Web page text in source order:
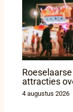
attracties
4 augustus 2026